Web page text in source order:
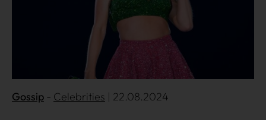
Gossip Celebrities | 22.08.2024